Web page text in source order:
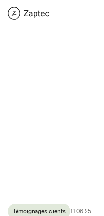
Témoignages clients 11.06.25